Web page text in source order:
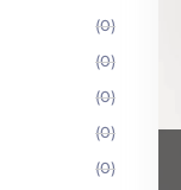
(0)
(0)
(0)
(0)
(0)